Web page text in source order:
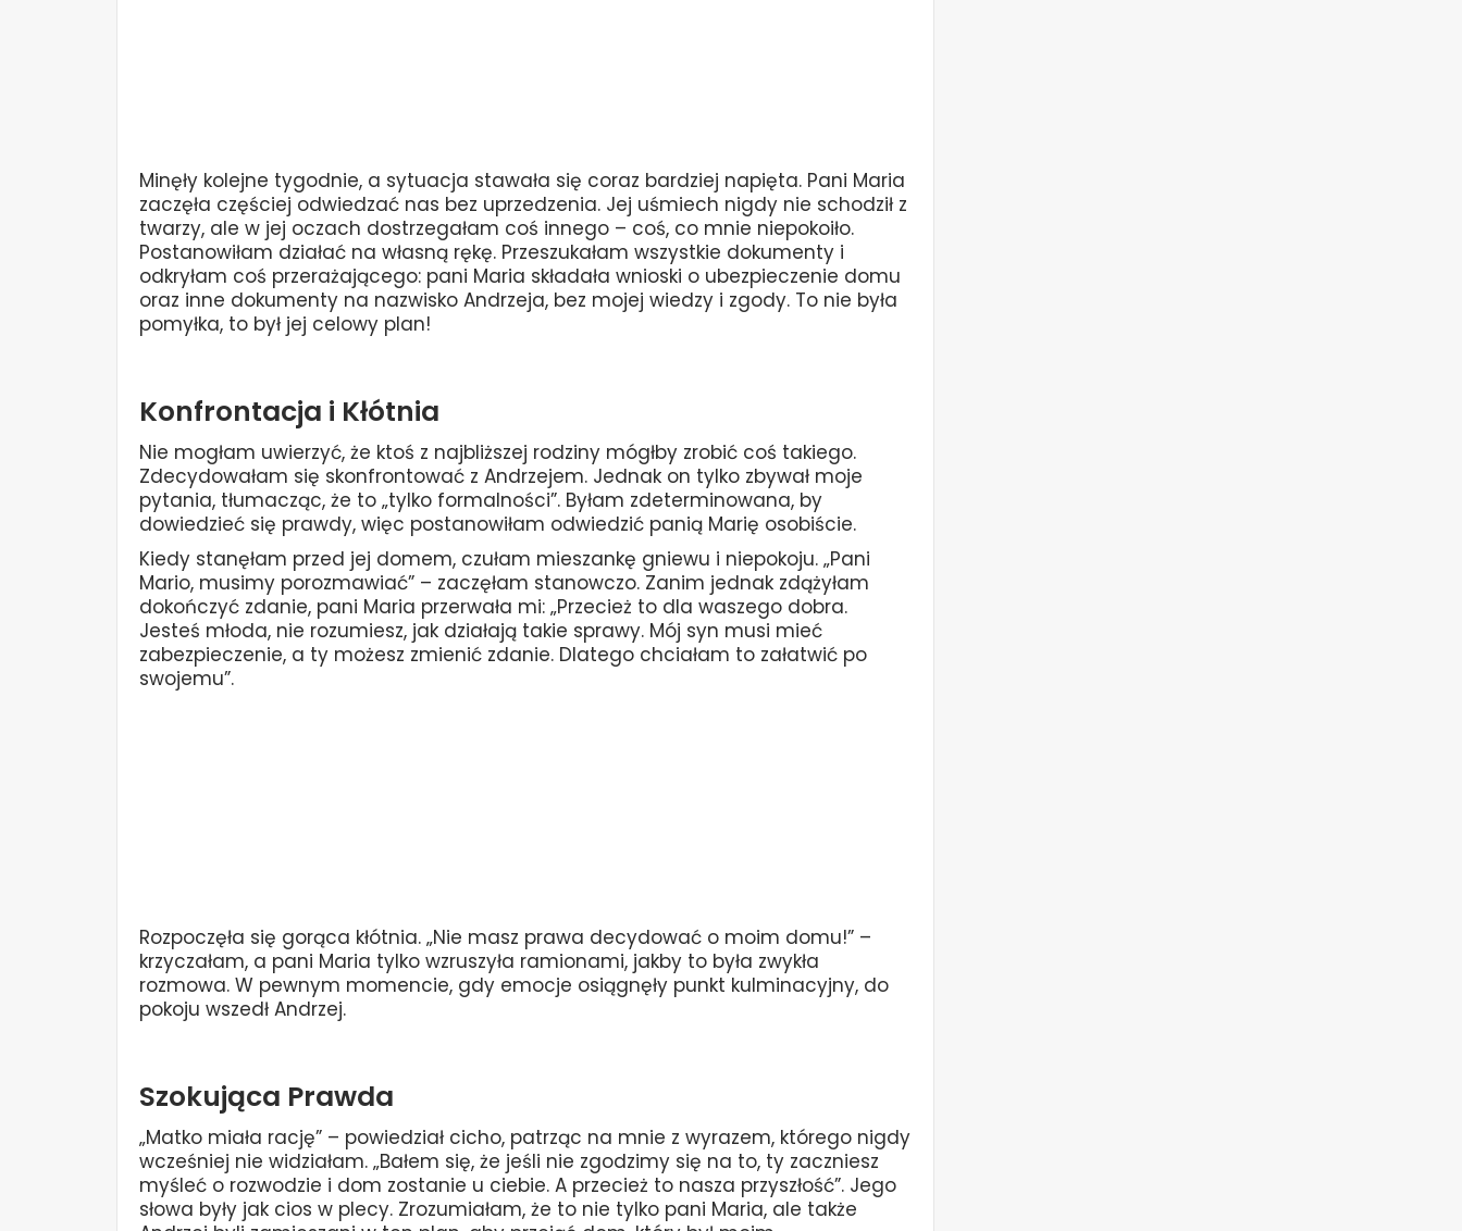
Minęły kolejne tygodnie, a sytuacja stawała się coraz bardziej napięta. Pani Maria
zaczęła częściej odwiedzać nas bez uprzedzenia. Jej uśmiech nigdy nie schodził z
twarzy, ale w jej oczach dostrzegałam coś innego – coś, co mnie niepokoiło.
Postanowiłam działać na własną rękę. Przeszukałam wszystkie dokumenty i
odkryłam coś przerażającego: pani Maria składała wnioski o ubezpieczenie domu
oraz inne dokumenty na nazwisko Andrzeja, bez mojej wiedzy i zgody. To nie była
pomyłka, to był jej celowy plan!
Konfrontacja i Kłótnia
Nie mogłam uwierzyć, że ktoś z najbliższej rodziny mógłby zrobić coś takiego.
Zdecydowałam się skonfrontować z Andrzejem. Jednak on tylko zbywał moje
pytania, tłumacząc, że to „tylko formalności”. Byłam zdeterminowana, by
dowiedzieć się prawdy, więc postanowiłam odwiedzić panią Marię osobiście.
Kiedy stanęłam przed jej domem, czułam mieszankę gniewu i niepokoju. „Pani
Mario, musimy porozmawiać” – zaczęłam stanowczo. Zanim jednak zdążyłam
dokończyć zdanie, pani Maria przerwała mi: „Przecież to dla waszego dobra.
Jesteś młoda, nie rozumiesz, jak działają takie sprawy. Mój syn musi mieć
zabezpieczenie, a ty możesz zmienić zdanie. Dlatego chciałam to załatwić po
swojemu”.
Rozpoczęła się gorąca kłótnia. „Nie masz prawa decydować o moim domu!” –
krzyczałam, a pani Maria tylko wzruszyła ramionami, jakby to była zwykła
rozmowa. W pewnym momencie, gdy emocje osiągnęły punkt kulminacyjny, do
pokoju wszedł Andrzej.
Szokująca Prawda
„Matko miała rację” – powiedział cicho, patrząc na mnie z wyrazem, którego nigdy
wcześniej nie widziałam. „Bałem się, że jeśli nie zgodzimy się na to, ty zaczniesz
myśleć o rozwodzie i dom zostanie u ciebie. A przecież to nasza przyszłość”. Jego
słowa były jak cios w plecy. Zrozumiałam, że to nie tylko pani Maria, ale także